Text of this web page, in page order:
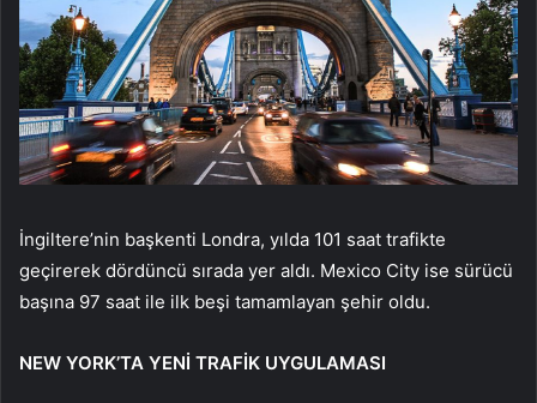
İngiltere’nin başkenti Londra, yılda 101 saat trafikte
geçirerek dördüncü sırada yer aldı. Mexico City ise sürücü
başına 97 saat ile ilk beşi tamamlayan şehir oldu.
NEW YORK’TA YENİ TRAFİK UYGULAMASI